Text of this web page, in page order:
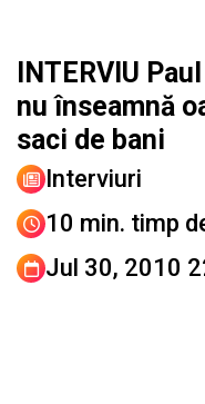
INTERVIU
nu înseamnă
saci de bani
Interviuri
10 min. timp
Jul 30, 2010